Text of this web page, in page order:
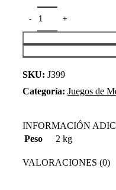
SKU: J399
Categoría: Juegos de
INFORMACIÓN
Peso
2 kg
VALORACIONES (0)